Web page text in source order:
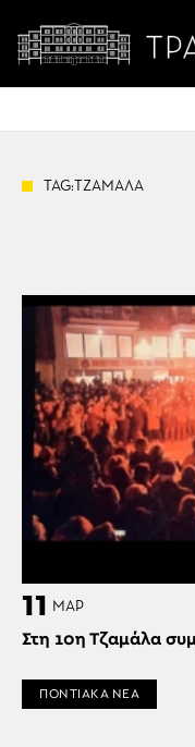
TAG:ΤΖΑΜΑΛΑ
11 ΜΑΡ
Στη 10η Τζαμάλα
ΠΟΝΤΙΑΚΑ ΝΕΑ